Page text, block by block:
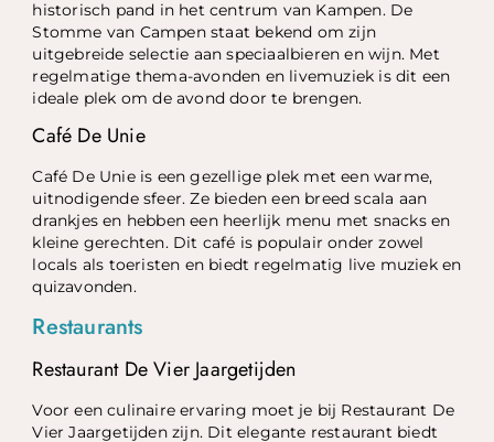
historisch pand in het centrum van Kampen. De
Stomme van Campen staat bekend om zijn
uitgebreide selectie aan speciaalbieren en wijn. Met
regelmatige thema-avonden en livemuziek is dit een
ideale plek om de avond door te brengen.
Café De Unie
Café De Unie is een gezellige plek met een warme,
uitnodigende sfeer. Ze bieden een breed scala aan
drankjes en hebben een heerlijk menu met snacks en
kleine gerechten. Dit café is populair onder zowel
locals als toeristen en biedt regelmatig live muziek en
quizavonden.
Restaurants
Restaurant De Vier Jaargetijden
Voor een culinaire ervaring moet je bij Restaurant De
Vier Jaargetijden zijn. Dit elegante restaurant biedt